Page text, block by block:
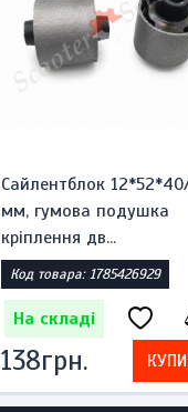
Сайлентблок
мм, гумова подушка
кріплення дв...
Код товара: 1785426929
На складі
138грн.